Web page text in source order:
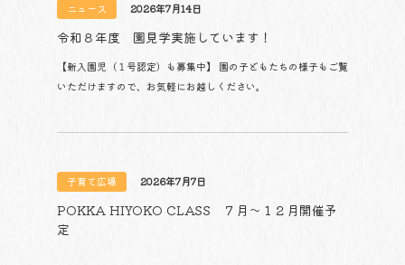
ニュース 2026年7月14日
令和８年度 園見学実施しています！
【新入園児（１号認定）も募集中】 園の子どもたちの様子もご覧
いただけますので、お気軽にお越しください。
子育て広場 2026年7月7日
POKKA HIYOKO CLASS ７月～１２月開催予
定